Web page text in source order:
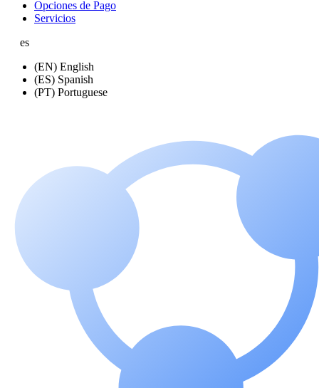
Opciones de Pago
Servicios
es
(EN) English
(ES) Spanish
(PT) Portuguese